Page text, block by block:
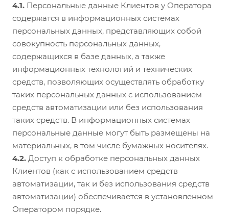
4.1. Персональные данные Клиентов у Оператора
содержатся в информационных системах
персональных данных, представляющих собой
совокупность персональных данных,
содержащихся в базе данных, а также
информационных технологий и технических
средств, позволяющих осуществлять обработку
таких персональных данных с использованием
средств автоматизации или без использования
таких средств. В информационных системах
персональные данные могут быть размещены на
материальных, в том числе бумажных носителях.
4.2. Доступ к обработке персональных данных
Клиентов (как с использованием средств
автоматизации, так и без использования средств
автоматизации) обеспечивается в установленном
Оператором порядке.